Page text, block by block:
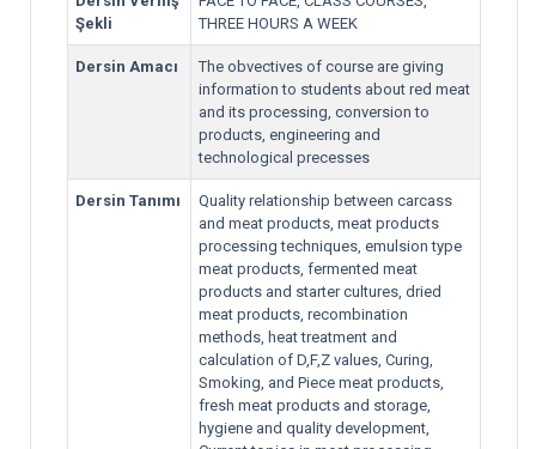
Şekli
THREE HOURS A WEEK
Dersin Amacı
The obvectives of course are giving
information to students about red meat
and its processing, conversion to
products, engineering and
technological precesses
Dersin Tanımı
Quality relationship between carcass
and meat products, meat products
processing techniques, emulsion type
meat products, fermented meat
products and starter cultures, dried
meat products, recombination
methods, heat treatment and
calculation of D,F,Z values, Curing,
Smoking, and Piece meat products,
fresh meat products and storage,
hygiene and quality development,